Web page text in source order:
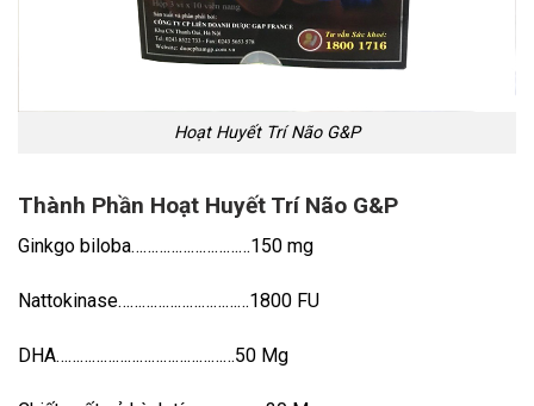
Hoạt Huyết Trí Não G&P
Thành Phần Hoạt Huyết Trí Não G&P
Ginkgo biloba…………………………150 mg
Nattokinase……………………………1800 FU
DHA………………………………………50 Mg